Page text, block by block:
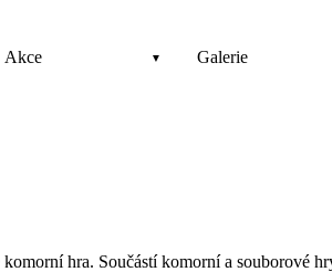
Akce Galerie
hra. Součástí komorní a souborové